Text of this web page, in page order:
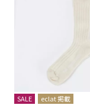
SALE
eclat 掲載